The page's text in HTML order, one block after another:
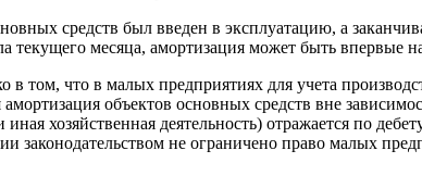
средств был введен в эксплуатацию, а
месяца, амортизация может быть впервые
том, что в малых предприятиях для учета
объектов основных средств вне
хозяйственная деятельность) отражается по
законодательством не ограничено право малых